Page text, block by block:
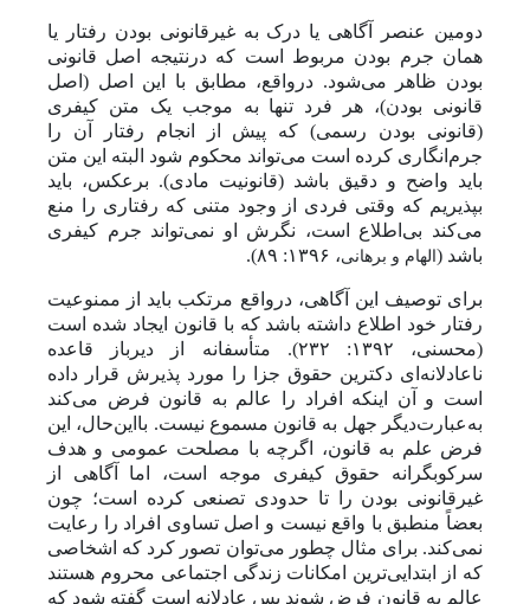
دومین عنصر آگاهی یا درک به غیرقانونی بودن رفتار یا
همان جرم بودن مربوط است که درنتیجه اصل قانونی
بودن ظاهر می‌شود. درواقع، مطابق با این اصل (اصل
قانونی بودن)، هر فرد تنها به موجب یک متن کیفری
(قانونی بودن رسمی) که پیش از انجام رفتار آن را
جرم‌انگاری کرده است می‌تواند محکوم شود البته این متن
باید واضح و دقیق باشد (قانونیت مادی). برعکس، باید
بپذیریم که وقتی فردی از وجود متنی که رفتاری را منع
می‌کند بی‌اطلاع است، نگرش او نمی‌تواند جرم کیفری
باشد ( الهام و برهانی،
برای توصیف این آگاهی، درواقع مرتکب باید از ممنوعیت
رفتار خود اطلاع داشته باشد که با قانون ایجاد شده است
(محسنی، ۱۳۹۲: ۲۳۲). متأسفانه از دیرباز قاعده
ناعادلانه‌ای دکترین حقوق جزا را مورد پذیرش قرار داده
است و آن اینکه افراد را عالم به قانون فرض می‌کند
به‌عبارت‌دیگر جهل به قانون مسموع نیست. بااین‌حال، این
فرض علم به قانون، اگرچه با مصلحت عمومی و هدف
سرکوبگرانه حقوق کیفری موجه است، اما آگاهی از
غیرقانونی بودن را تا حدودی تصنعی کرده است؛ چون
بعضاً منطبق با واقع نیست و اصل تساوی افراد را رعایت
نمی‌کند. برای مثال چطور می‌توان تصور کرد که اشخاصی
که از ابتدایی‌ترین امکانات زندگی اجتماعی محروم هستند
عالم به قانون فرض شوند پس عادلانه است گفته شود که